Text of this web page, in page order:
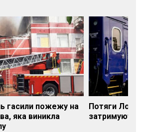
гасили пожежу на
яка виникла
Потяги